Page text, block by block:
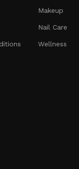
Makeup
Nail Care
Wellness